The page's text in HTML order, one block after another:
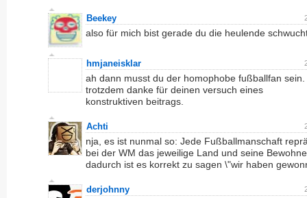
Beekey
also für mich bist gerade du die heulende
hmjaneisklar
ah dann musst du der homophobe fußballfan sein.
trotzdem danke für deinen versuch eines
konstruktiven beitrags.
Achti
nja, es ist nunmal so: Jede Fußballmanschaft
bei der WM das jeweilige Land und seine
dadurch ist es korrekt zu sagen \"wir haben
derjohnny